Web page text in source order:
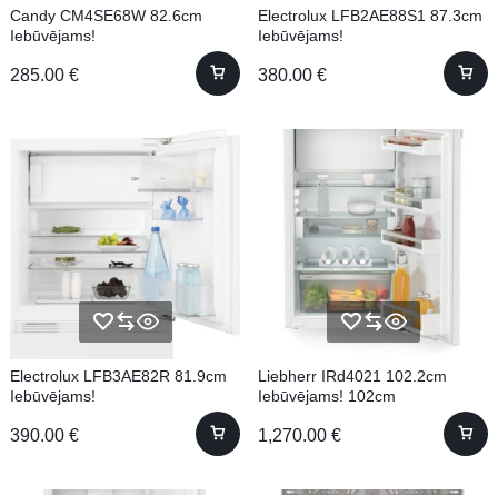
Candy CM4SE68W 82.6cm
Iebūvējams!
285.00 €
Electrolux LFB2AE88S1 87.3cm
Iebūvējams!
380.00 €
Electrolux LFB3AE82R 81.9cm
Iebūvējams!
390.00 €
Liebherr IRd4021 102.2cm
Iebūvējams! 102cm
1,270.00 €